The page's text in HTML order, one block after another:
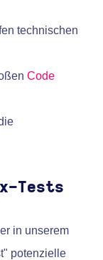
technischen
Code
Tests
in unserem
potenzielle